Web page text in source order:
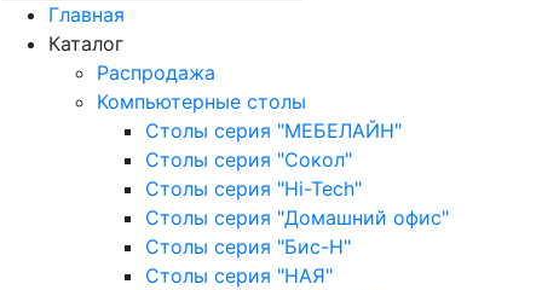
Главная
Каталог
Распродажа
Компьютерные столы
Столы серия "МЕБЕЛАЙН"
Столы серия "Сокол"
Столы серия "Hi-Tech"
Столы серия "Домашний офис"
Столы серия "Бис-Н"
Столы серия "НАЯ"